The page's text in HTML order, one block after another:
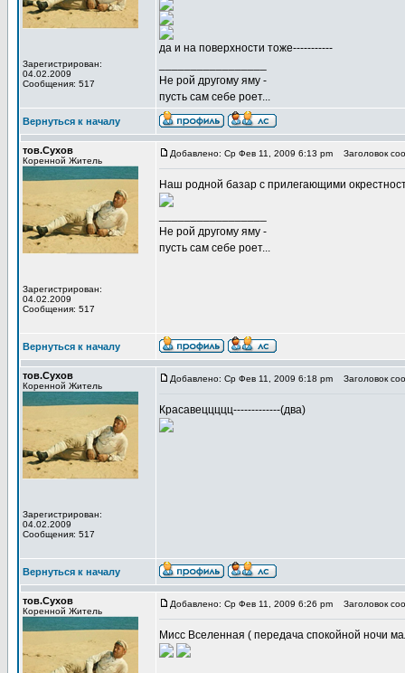
Зарегистрирован:
04.02.2009
Сообщения: 517
да и на поверхности тоже-----------
Не рой другому яму -
пусть сам себе роет...
Вернуться к началу
тов.Сухов
Коренной Житель
Зарегистрирован:
04.02.2009
Сообщения: 517
Добавлено: Ср Фев 11, 2009 6:13 pm Заголовок
Наш родной базар с прилегающими
Не рой другому яму -
пусть сам себе роет...
Вернуться к началу
тов.Сухов
Коренной Житель
Зарегистрирован:
04.02.2009
Сообщения: 517
Добавлено: Ср Фев 11, 2009 6:18 pm Заголовок
Красавеццццц-------------(два)
Вернуться к началу
тов.Сухов
Коренной Житель
Добавлено: Ср Фев 11, 2009 6:26 pm Заголовок
Мисс Вселенная ( передача спокойной ночи